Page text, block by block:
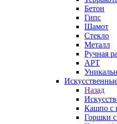
Бетон
Гипс
Шамот
Стекло
Металл
Ручная
АРТ
Назад
Кашпо с
Горшки